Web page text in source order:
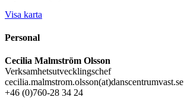
Visa karta
Personal
Cecilia Malmström Olsson
Verksamhetsutvecklingschef
cecilia.malmstrom.olsson(at)danscentrumvast.se
+46 (0)760-28 34 24